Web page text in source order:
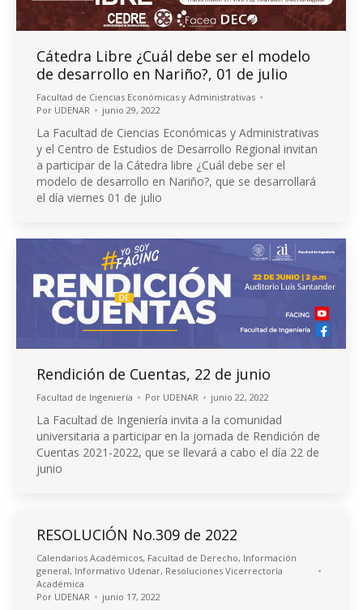
Cátedra Libre ¿Cuál debe ser el modelo
de desarrollo en Nariño?, 01 de julio
Facultad de Ciencias Económicas y Administrativas
Por UDENAR junio 29, 2022
La Facultad de Ciencias Económicas y Administrativas
y el Centro de Estudios de Desarrollo Regional invitan
a participar de la Cátedra libre ¿Cuál debe ser el
modelo de desarrollo en Nariño?, que se desarrollará
el día viernes 01 de julio
Rendición de Cuentas, 22 de junio
Facultad de Ingeniería Por UDENAR junio 22, 2022
La Facultad de Ingeniería invita a la comunidad
universitaria a participar en la jornada de Rendición de
Cuentas 2021-2022, que se llevará a cabo el día 22 de
junio
RESOLUCIÓN No.309 de 2022
Calendarios Académicos, Facultad de Derecho, Información
general, Informativo Udenar, Resoluciones Vicerrectoría
Académica
Por UDENAR junio 17, 2022